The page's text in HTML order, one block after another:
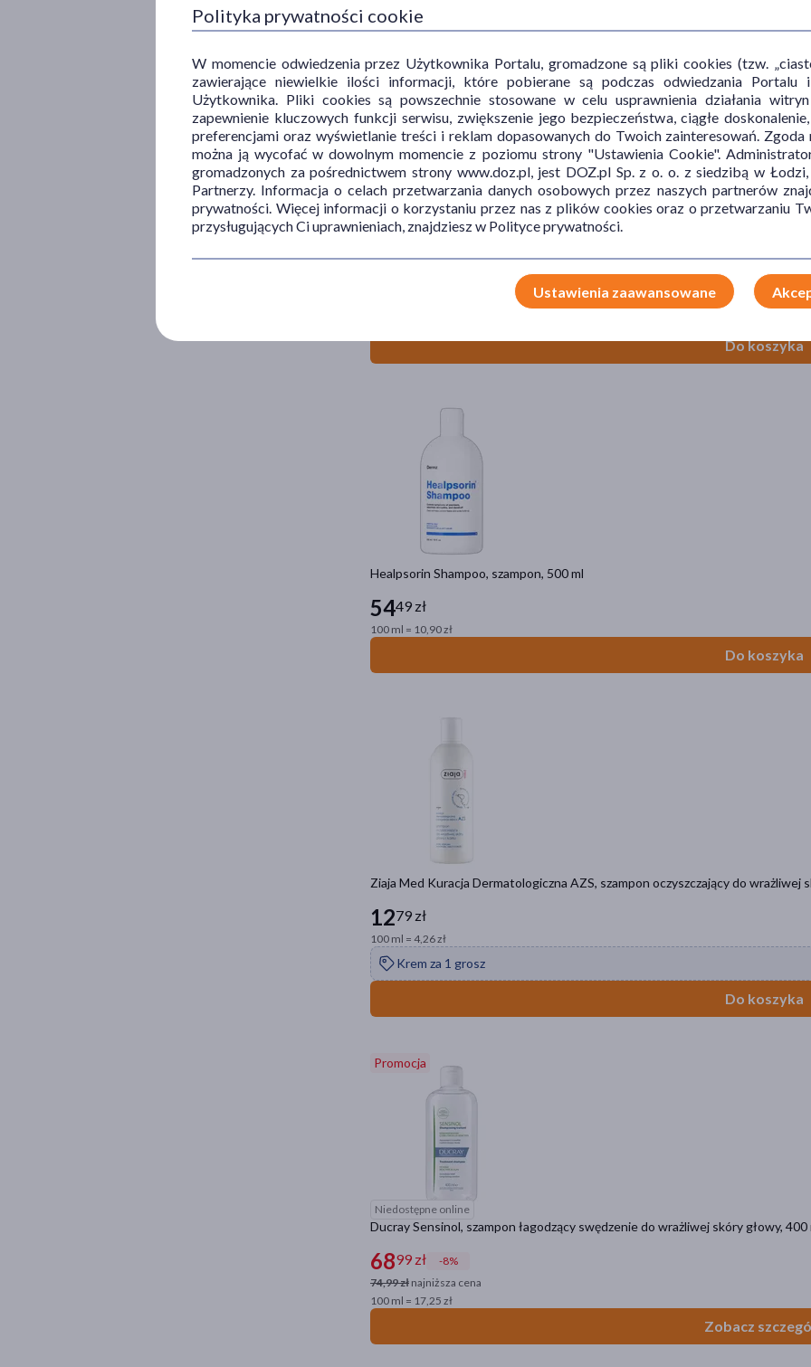
Do koszyka
La Roche-Posay Kerium, delikatny szampon do wrażliwej skóry głowy, do
Do koszyka
Healpsorin Shampoo, szampon, 500 ml
5449 zł
100 ml = 10,90 zł
Do koszyka
Ziaja Med Kuracja Dermatologiczna AZS, szampon oczyszczający do wrażliwej
1279 zł
100 ml = 4,26 zł
Krem za 1 grosz
Do koszyka
Promocja
Niedostępne online
Ducray Sensinol, szampon łagodzący swędzenie do wrażliwej skóry głowy, 400
6899 zł
-8%
74,99 zł najniższa cena
100 ml = 17,25 zł
Zobacz
Polityka prywatności cookie
W momencie odwiedzenia przez Użytkownika Portalu, gromadzone są pliki cookies (tzw.
zawierające niewielkie ilości informacji, które pobierane są podczas odwiedzania Portalu
Użytkownika. Pliki cookies są powszechnie stosowane w celu usprawnienia działania
zapewnienie kluczowych funkcji serwisu, zwiększenie jego bezpieczeństwa, ciągłe
preferencjami oraz wyświetlanie treści i reklam dopasowanych do Twoich zainteresowań.
można ją wycofać w dowolnym momencie z poziomu strony "Ustawienia Cookie".
gromadzonych za pośrednictwem strony www.doz.pl, jest DOZ.pl Sp. z o. o. z siedzibą w
Partnerzy. Informacja o celach przetwarzania danych osobowych przez naszych partnerów
prywatności. Więcej informacji o korzystaniu przez nas z plików cookies oraz o przetwarzaniu
przysługujących Ci uprawnieniach, znajdziesz w Polityce prywatności.
Ustawienia zaawansowane